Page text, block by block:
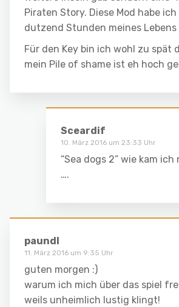
Piraten Story. Diese Mod habe
dutzend Stunden meines
Für den Key bin ich wohl zu spät
mein Pile of shame ist eh hoch
Sceardif
10. März 2016 um 23:33 Uhr
“Sea dogs 2” wie kam
….
paundl
11. März 2016 um 9:35 Uhr
guten morgen :)
warum ich mich über das spiel
weils unheimlich lustig klingt!